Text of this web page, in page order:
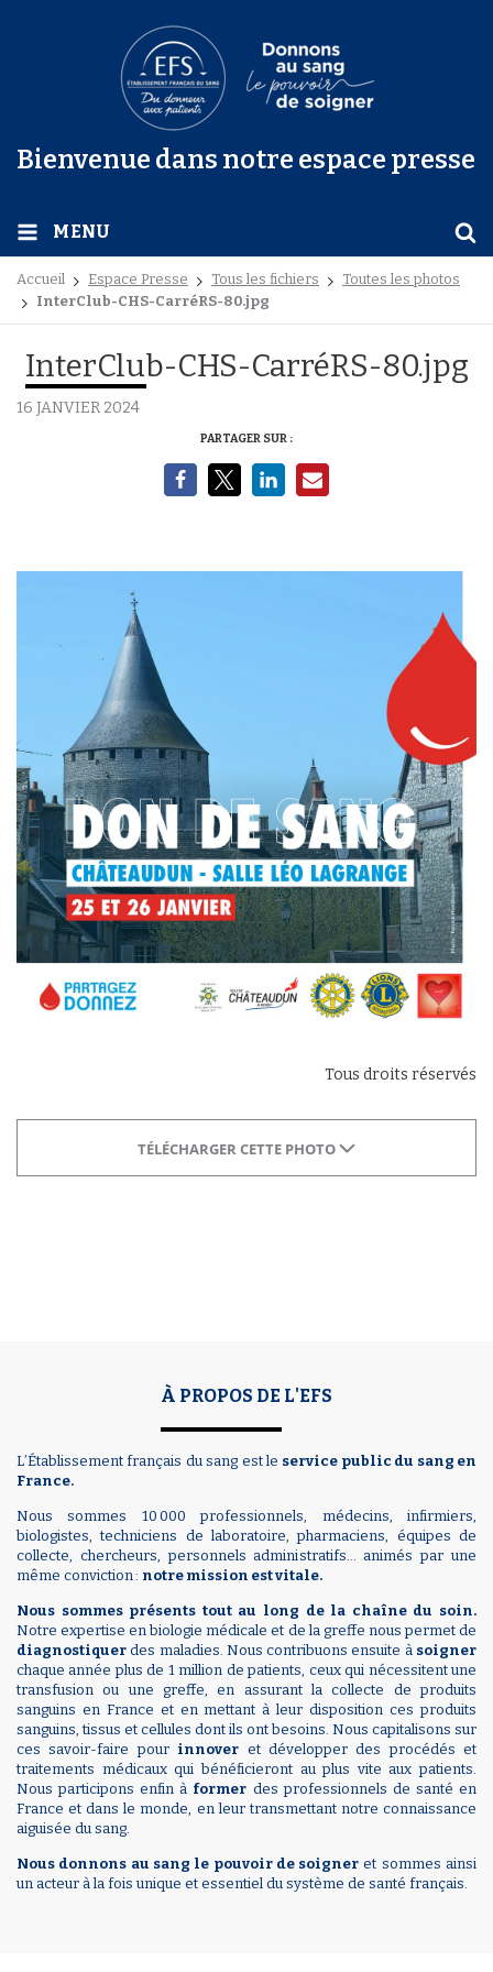
Bienvenue dans notre espace presse
MENU
Accueil Espace Presse Tous les fichiers
Toutes les photos
InterClub-CHS-CarréRS-80.jpg
InterClub-CHS-CarréRS-80.jpg
16 JANVIER 2024
PARTAGER SUR :
Tous droits réservés
TÉLÉCHARGER CETTE PHOTO
À PROPOS DE L'EFS
L’Établissement français du sang est le service public du sang en
France.
Nous sommes 10 000 professionnels, médecins, infirmiers,
biologistes, techniciens de laboratoire, pharmaciens, équipes de
collecte, chercheurs, personnels administratifs… animés par une
même conviction : notre mission est vitale.
Nous sommes présents tout au long de la chaîne du soin.
Notre expertise en biologie médicale et de la greffe nous permet de
diagnostiquer des maladies. Nous contribuons ensuite à soigner
chaque année plus de 1 million de patients, ceux qui nécessitent une
transfusion ou une greffe, en assurant la collecte de produits
sanguins en France et en mettant à leur disposition ces produits
sanguins, tissus et cellules dont ils ont besoins. Nous capitalisons sur
ces savoir-faire pour innover et développer des procédés et
traitements médicaux qui bénéficieront au plus vite aux patients.
Nous participons enfin à former des professionnels de santé en
France et dans le monde, en leur transmettant notre connaissance
aiguisée du sang.
Nous donnons au sang le pouvoir de soigner et sommes ainsi
un acteur à la fois unique et essentiel du système de santé français.